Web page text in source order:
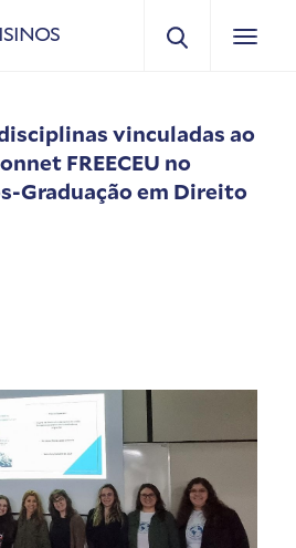
vinculadas ao
FREECEU no
Graduação em Direito